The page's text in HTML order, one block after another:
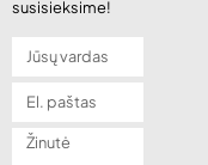
susisieksime!